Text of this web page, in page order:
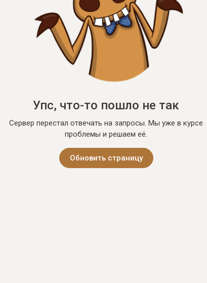
Упс, что-то пошло не так
Сервер перестал отвечать на запросы. Мы уже в курсе
проблемы и решаем её.
Обновить страницу